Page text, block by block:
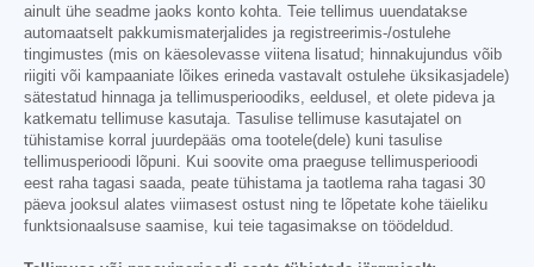
ainult ühe seadme jaoks konto kohta. Teie tellimus uuendatakse
automaatselt pakkumismaterjalides ja registreerimis-/ostulehe
tingimustes (mis on käesolevasse viitena lisatud; hinnakujundus võib
riigiti või kampaaniate lõikes erineda vastavalt ostulehe üksikasjadele)
sätestatud hinnaga ja tellimusperioodiks, eeldusel, et olete pideva ja
katkematu tellimuse kasutaja. Tasulise tellimuse kasutajatel on
tühistamise korral juurdepääs oma tootele(dele) kuni tasulise
tellimusperioodi lõpuni. Kui soovite oma praeguse tellimusperioodi
eest raha tagasi saada, peate tühistama ja taotlema raha tagasi 30
päeva jooksul alates viimasest ostust ning te lõpetate kohe täieliku
funktsionaalsuse saamise, kui teie tagasimakse on töödeldud.